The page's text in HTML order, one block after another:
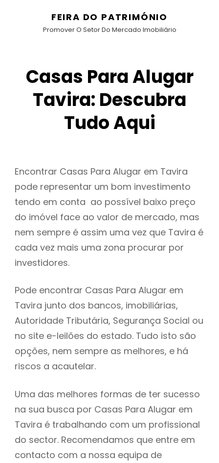
FEIRA DO PATRIMÓNIO
Promover O Setor Do Mercado Imobiliário
Casas Para Alugar
Tavira: Descubra
Tudo Aqui
Encontrar Casas Para Alugar em Tavira
pode representar um bom investimento
tendo em conta ao possível baixo preço
do imóvel face ao valor de mercado, mas
nem sempre é assim uma vez que Tavira é
cada vez mais uma zona procurar por
investidores.
Pode encontrar Casas Para Alugar em
Tavira junto dos bancos, imobiliárias,
Autoridade Tributária, Segurança Social ou
no site e-leilões do estado. Tudo isto são
opções, nem sempre as melhores, e há
riscos a acautelar.
Uma das melhores formas de ter sucesso
na sua busca por Casas Para Alugar em
Tavira é trabalhando com um profissional
do sector. Recomendamos que entre em
contacto com a nossa equipa de